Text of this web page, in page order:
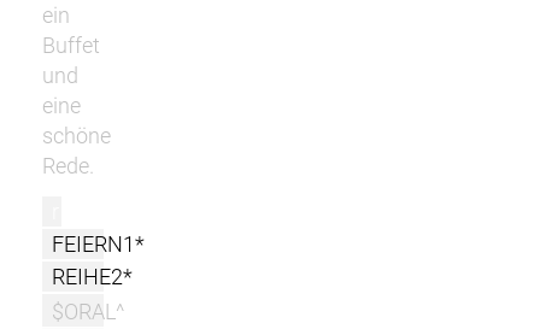
ein
Buffet
und
eine
schöne
Rede.
FEIERN1*
REIHE2*
$ORAL^